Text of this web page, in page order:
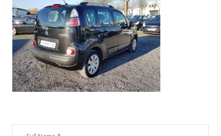
1
8
1
2
1
3
_
1
3
5